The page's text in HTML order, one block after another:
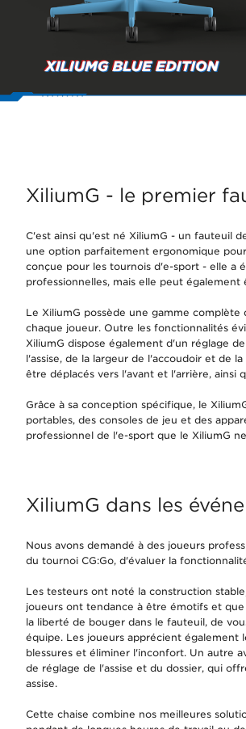
XiliumG - le premier
C'est ainsi qu'est né XiliumG - un fauteuil
une option parfaitement ergonomique
conçue pour les tournois d'e-sport - elle a
professionnelles, mais elle peut
Le XiliumG possède une gamme
chaque joueur. Outre les fonctionnalités
XiliumG dispose également d'un réglage
l'assise, de la largeur de l'accoudoir et de
être déplacés vers l'avant et l'arrière, ainsi
Grâce à sa conception spécifique, le
portables, des consoles de jeu et des
professionnel de l'e-sport que le XiliumG
XiliumG dans les
Nous avons demandé à des joueurs
du tournoi CG:Go, d'évaluer la
Les testeurs ont noté la construction
joueurs ont tendance à être émotifs et
la liberté de bouger dans le fauteuil, de
équipe. Les joueurs apprécient également
blessures et éliminer l'inconfort. Un autre
de réglage de l'assise et du dossier, qui
assise.
Cette chaise combine nos meilleures